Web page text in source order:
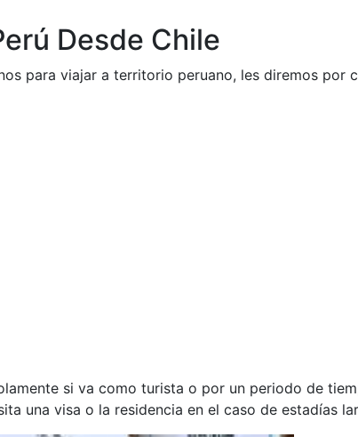
Desde Chile
para viajar a territorio peruano, les diremos por
si va como turista o por un periodo de
una visa o la residencia en el caso de estadías